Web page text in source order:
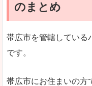
のまとめ
帯広市を管轄している
です。
帯広市にお住まいの方